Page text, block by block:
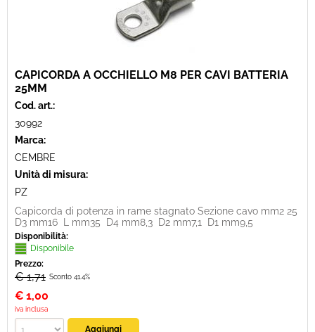
CAPICORDA A OCCHIELLO M8 PER CAVI BATTERIA
25MM
Cod. art.:
30992
Marca:
CEMBRE
Unità di misura:
PZ
Capicorda di potenza in rame stagnato Sezione cavo mm2 25
D3 mm16 L mm35 D4 mm8,3 D2 mm7,1 D1 mm9,5
Disponibilità:
Disponibile
Prezzo:
€ 1,71 Sconto 41.4%
€ 1,00
iva inclusa